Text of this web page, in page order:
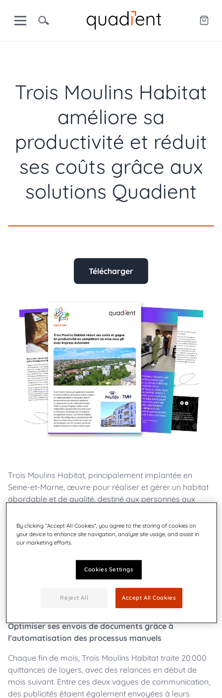
Trois Moulins Habitat
améliore sa
productivité et réduit
ses coûts grâce aux
solutions Quadient
Télécharger
Trois Moulins Habitat, principalement implantée en
Seine-et-Marne, œuvre pour réaliser et gérer un habitat
abordable et de qualité, destiné aux personnes aux
collectivités locales. Filiale du groupe Polylogis, bailleur
social indépendant spécialisé dans la construction, la
rénovation, l’aménagement et la gestion de logements
sociaux, Trois Moulins Habitat compte 286
collaborateurs, dont presque 200 dans son réseau de
proximité. Sa mission est de développer une offre
locative sociale de qualité et favoriser la mixité et le lien
Optimiser ses envois de documents grâce à
l’automatisation des processus manuels
Chaque fin de mois, Trois Moulins Habitat traite 20 000
quittances de loyers, avec des relances en début de
mois suivant. Entre ces deux vagues de communication,
des publicités étaient également envoyées à leurs
By clicking “Accept All Cookies”, you agree to the storing of cookies on
your device to enhance site navigation, analyze site usage, and assist in
our marketing efforts.
Cookies Settings
Reject All Accept All Cookies